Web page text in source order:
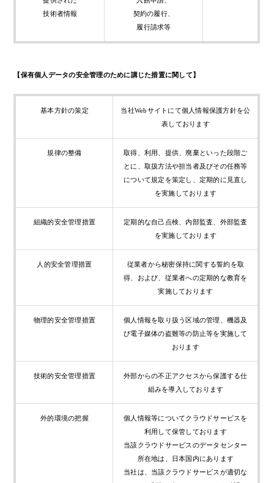
技術者情報
契約の履行、
履行請求等
【保有個人データの安全管理のために講じた措置に関して】
基本方針の策定
当社Webサイトにて個人情報保護方針を公
表しております
規律の整備
取得、利用、提供、廃棄といった段階ご
とに、取扱方法や担当者及びその任務等
について規定を策定し、定期的に見直し
を実施しております
組織的安全管理措置
定期的な自己点検、内部監査、外部監査
を実施しております
人的安全管理措置
従業者から秘密保持に関する誓約を取
得、および、従業者への定期的な教育を
実施しております
物理的安全管理措置
個人情報を取り扱う区域の管理、機器及
び電子媒体の盗難等の防止等を実施して
おります
技術的安全管理措置
外部からの不正アクセスから保護する仕
組みを導入しております
外的環境の把握
個人情報等についてクラウドサービスを
利用して保管しております
当該クラウドサービスのデータセンター
所在地は、日本国内にあります
当社は、当該クラウドサービスが適切な